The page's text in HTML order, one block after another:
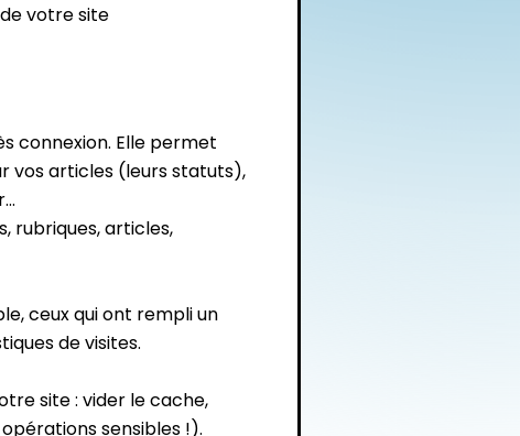
votre site
connexion. Elle permet
vos articles (leurs statuts),
rubriques, articles,
ceux qui ont rempli un
de visites.
site : vider le cache,
sensibles !).